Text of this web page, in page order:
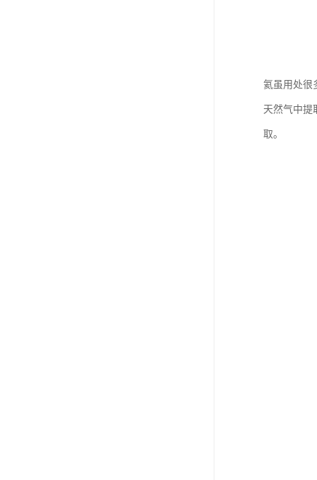
氦虽用处很
天然气中提
取。